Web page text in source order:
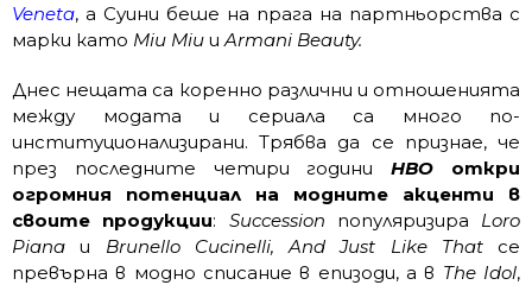
Veneta, а Суини беше на прага на партньорства с
марки като Miu Miu иArmani Beauty.
Днес нещата са коренно различни и отношенията
между модата и сериала са много по-
институционализирани. Трябва да се признае, че
през последните четири години
HBO откри
огромния потенциал на модните акценти в
своите продукции: Succession популяризира Loro
Piana и Brunello Cucinelli, And Just Like Thatсе
превърна в модно списание в епизоди, а в The Idol,